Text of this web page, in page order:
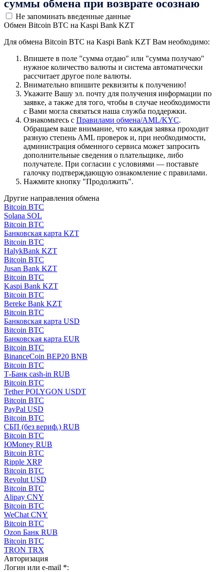
суммы обмена при возврате осознаю
Не запоминать введенные данные
Обмен Bitcoin BTC на Kaspi Bank KZT
Для обмена Bitcoin BTC на Kaspi Bank KZT Вам необходимо:
Впишете в поле "сумма отдаю" или "сумма получаю"
нужное количество валюты и система автоматически
рассчитает другое поле валюты.
Внимательно впишите реквизиты к получению!
Укажите Вашу эл. почту для получения информации по
заявке, а также для того, чтобы в случае необходимости
с Вами могла связаться наша служба поддержки.
Ознакомьтесь с Правилами обмена/AML/KYC.
Обращаем ваше внимание, что каждая заявка проходит
разную степень AML проверок и, при необходимости,
администрация обменного сервиса может запросить
дополнительные сведения о плательщике, либо
получателе. При согласии с условиями — поставьте
галочку подтверждающую ознакомление с правилами.
Нажмите кнопку "Продолжить".
Другие направления обмена
Bitcoin BTC
Solana SOL
Bitcoin BTC
Банковская карта KZT
Bitcoin BTC
HalykBank KZT
Bitcoin BTC
Jusan Bank KZT
Bitcoin BTC
Kaspi Bank KZT
Bitcoin BTC
Bereke Bank KZT
Bitcoin BTC
Банковская карта USD
Bitcoin BTC
Банковская карта EUR
Bitcoin BTC
BinanceCoin BEP20 BNB
Bitcoin BTC
Т-Банк cash-in RUB
Bitcoin BTC
Tether POLYGON USDT
Bitcoin BTC
PayPal USD
Bitcoin BTC
СБП (без вериф.) RUB
Bitcoin BTC
ЮMoney RUB
Bitcoin BTC
Ripple XRP
Bitcoin BTC
Revolut USD
Bitcoin BTC
Alipay CNY
Bitcoin BTC
WeChat CNY
Bitcoin BTC
Ozon Банк RUB
Bitcoin BTC
TRON TRX
Авторизация
Логин или e-mail *: